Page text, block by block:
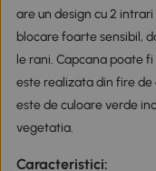
are un design cu 2
blocare foarte sensibil,
le rani. Capcana poate
este realizata din fire de
este de culoare verde
vegetatia.
Caracteristici: